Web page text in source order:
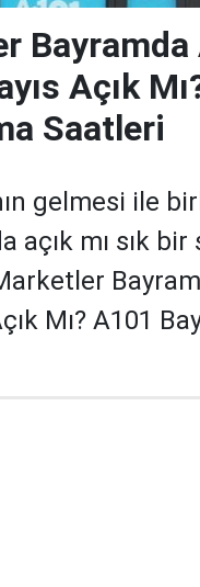
Bayramda
Açık
Saatleri
gelmesi ile
açık mı sık bir
Mı? A101